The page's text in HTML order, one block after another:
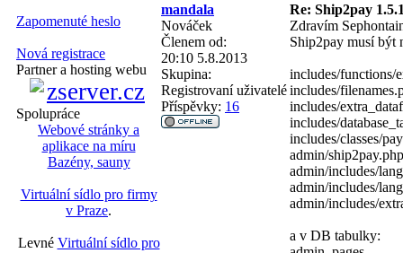
Zapomenuté heslo
Nová registrace
Partner a hosting webu
Spolupráce
Webové stránky a
aplikace na míru
Bazény, sauny
Virtuální sídlo pro firmy
v Praze.
Levné Virtuální sídlo pro
mandala
Re: Ship2pay
Nováček
Členem od:
20:10 5.8.2013
Skupina:
Registrovaní uživatelé
Příspěvky: 16
Zdravím
Ship2pay musí být
includes/functions/
includes/
includes/
includes/
includes/classes/
admin/ship2pay.php
admin/includes/
admin/includes/
admin/includes/
a v DB tabulky: